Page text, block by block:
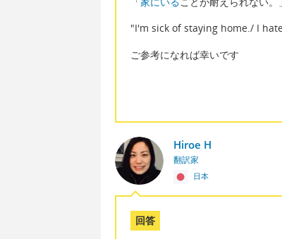
"I'm sick of staying home./ I
ご参考になれば幸いです
Hiroe H
翻訳家
日本
回答